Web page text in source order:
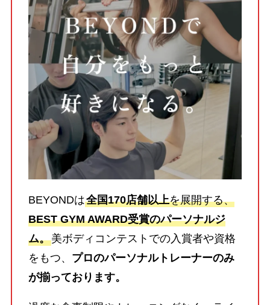
BEYONDは全国170店舗以上を展開する、
BEST GYM AWARD受賞のパーソナルジ
ム。美ボディコンテストでの入賞者や資格
をもつ、 プロのパーソナルトレーナーのみ
が揃っております。